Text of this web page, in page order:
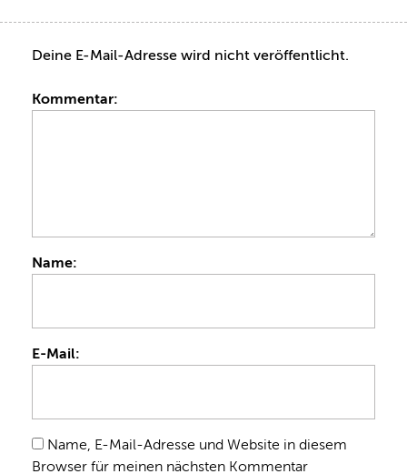
Deine E-Mail-Adresse wird nicht veröffentlicht.
Kommentar:
Name:
E-Mail:
Name, E-Mail-Adresse und Website in diesem
Browser für meinen nächsten Kommentar